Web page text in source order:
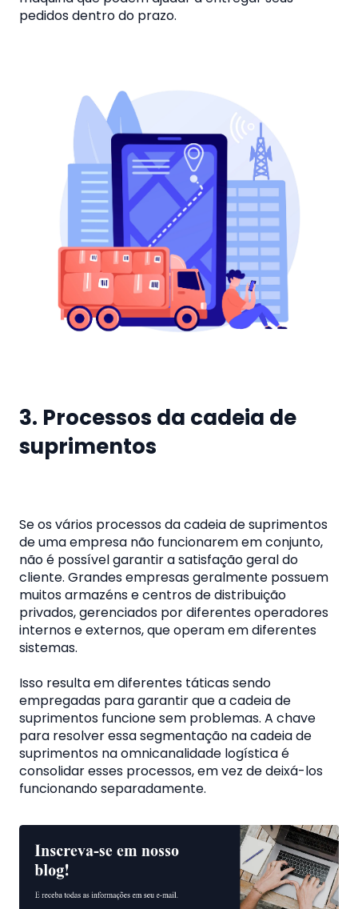
pedidos dentro do prazo.
3. Processos da cadeia de
suprimentos
Se os vários processos da cadeia de suprimentos
de uma empresa não funcionarem em conjunto,
não é possível garantir a satisfação geral do
cliente. Grandes empresas geralmente possuem
muitos armazéns e centros de distribuição
privados, gerenciados por diferentes operadores
internos e externos, que operam em diferentes
sistemas.
Isso resulta em diferentes táticas sendo
empregadas para garantir que a cadeia de
suprimentos funcione sem problemas. A chave
para resolver essa segmentação na cadeia de
suprimentos na omnicanalidade logística é
consolidar esses processos, em vez de deixá-los
funcionando separadamente.